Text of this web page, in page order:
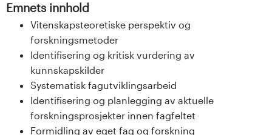
Emnets innhold
Vitenskapsteoretiske perspektiv og
forskningsmetoder
Identifisering og kritisk vurdering av
kunnskapskilder
Systematisk fagutviklingsarbeid
Identifisering og planlegging av aktuelle
forskningsprosjekter innen fagfeltet
Formidling av eget fag og forskning